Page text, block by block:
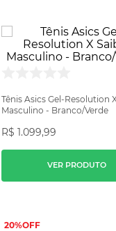
Tênis Asics Gel-Resolution
Masculino - Branco/Verde
R$ 1.099,99
VER PRODUTO
20%